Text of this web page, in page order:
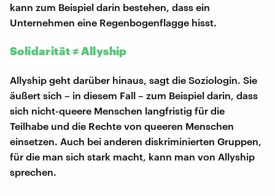
kann zum Beispiel darin bestehen, dass ein
Unternehmen eine Regenbogenflagge hisst.
Solidarität ≠ Allyship
Allyship geht darüber hinaus, sagt die Soziologin. Sie
äußert sich – in diesem Fall – zum Beispiel darin, dass
sich nicht-queere Menschen langfristig für die
Teilhabe und die Rechte von queeren Menschen
einsetzen. Auch bei anderen diskriminierten Gruppen,
für die man sich stark macht, kann man von Allyship
sprechen.